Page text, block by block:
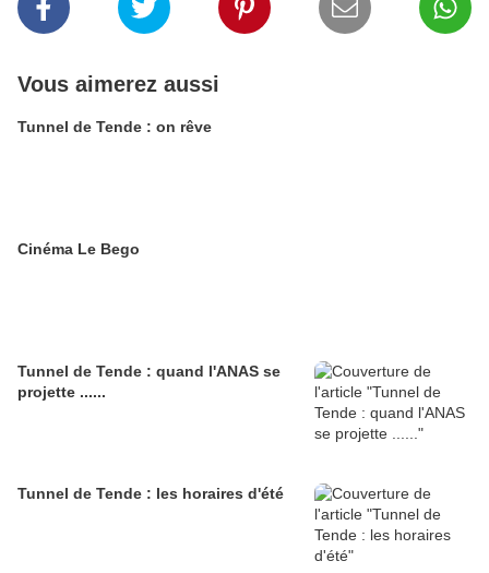
Vous aimerez aussi
Tunnel de Tende : on rêve
Cinéma Le Bego
Tunnel de Tende : quand l'ANAS se
projette ......
Tunnel de Tende : les horaires d'été